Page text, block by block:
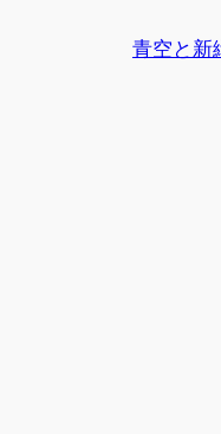
青空と新